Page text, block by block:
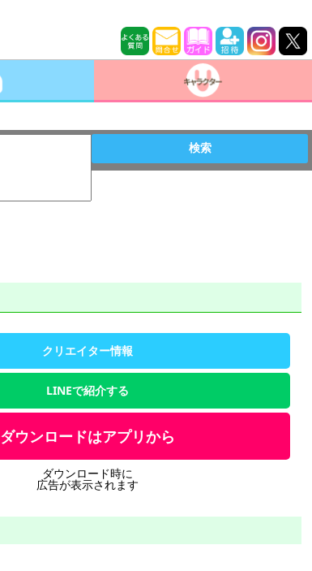
検索
クリエイター情報
LINEで紹介する
ダウンロードはアプリから
ダウンロード時に
広告が表示されます